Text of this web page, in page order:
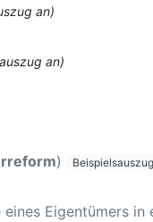
an)
an)
) Beispielsauszug
eines Eigentümers in